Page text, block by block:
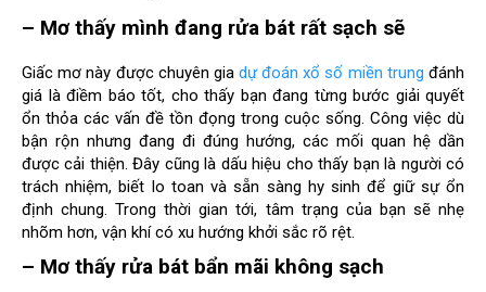
– Mơ thấy mình đang rửa bát rất sạch sẽ
Giấc mơ này được chuyên gia dự đoán xổ số miền trung đánh
giá là điềm báo tốt, cho thấy bạn đang từng bước giải quyết
ổn thỏa các vấn đề tồn đọng trong cuộc sống. Công việc dù
bận rộn nhưng đang đi đúng hướng, các mối quan hệ dần
được cải thiện. Đây cũng là dấu hiệu cho thấy bạn là người có
trách nhiệm, biết lo toan và sẵn sàng hy sinh để giữ sự ổn
định chung. Trong thời gian tới, tâm trạng của bạn sẽ nhẹ
nhõm hơn, vận khí có xu hướng khởi sắc rõ rệt.
– Mơ thấy rửa bát bẩn mãi không sạch